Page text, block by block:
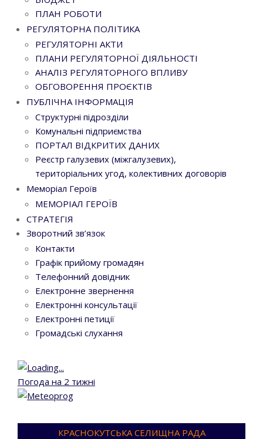
ПЛАН РОБОТИ
РЕГУЛЯТОРНА ПОЛІТИКА
РЕГУЛЯТОРНІ АКТИ
ПЛАНИ РЕГУЛЯТОРНОЇ ДІЯЛЬНОСТІ
АНАЛІЗ РЕГУЛЯТОРНОГО ВПЛИВУ
ОБГОВОРЕННЯ ПРОЄКТІВ
ПУБЛІЧНА ІНФОРМАЦІЯ
Структурні підрозділи
Комунальні підприємства
ПОРТАЛ ВІДКРИТИХ ДАНИХ
Реєстр галузевих (міжгалузевих),
територіальних угод, колективних договорів
Меморіал Героїв
МЕМОРІАЛ ГЕРОЇВ
СТРАТЕГІЯ
Зворотний зв’язок
Контакти
Графік прийому громадян
Телефонний довідник
Електронне звернення
Електронні консультації
Електронні петиції
Громадські слухання
Погода на 2 тижні
КРАСНОКУТСЬКА СЕЛИЩНА РАДА